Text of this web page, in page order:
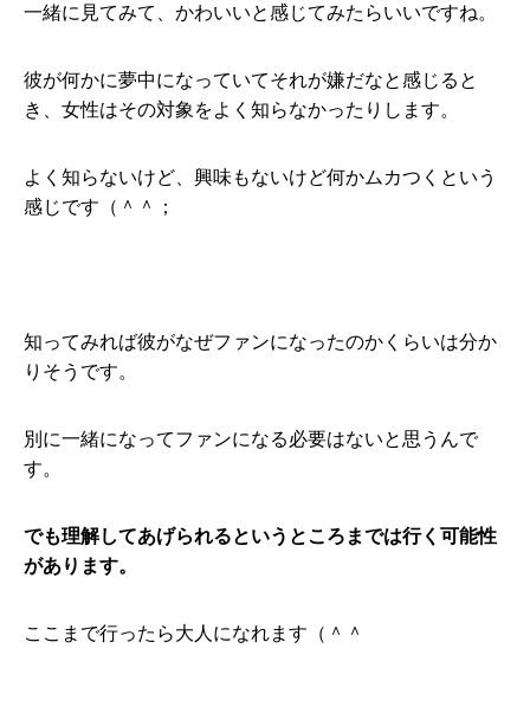
一緒に見てみて、かわいいと感じてみたらいいですね。
彼が何かに夢中になっていてそれが嫌だなと感じると
き、女性はその対象をよく知らなかったりします。
よく知らないけど、興味もないけど何かムカつくという
感じです（＾＾；
知ってみれば彼がなぜファンになったのかくらいは分か
りそうです。
別に一緒になってファンになる必要はないと思うんで
す。
でも理解してあげられるというところまでは行く可能性
があります。
ここまで行ったら大人になれます（＾＾